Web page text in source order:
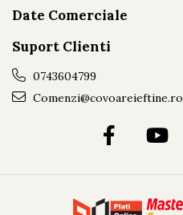
Date Comerciale
Suport Clienti
0743604799
Comenzi@covoareieftine.ro